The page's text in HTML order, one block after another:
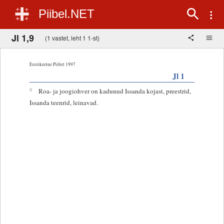
Piibel.NET
Jl 1,9 (1 vastet, leht 1 1-st)
Eestikeelne Piibel 1997
Jl 1
9
Roa- ja joogiohver on kadunud Issanda kojast, preestrid,
Issanda teenrid, leinavad.